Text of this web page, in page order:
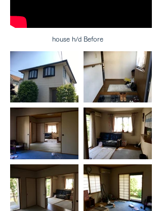
house h/d Before